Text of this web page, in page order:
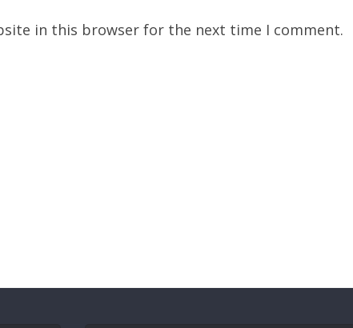
in this browser for the next time I comment.